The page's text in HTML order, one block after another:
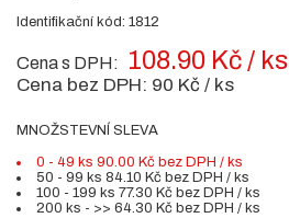
Identifikační kód: 1812
Cena s DPH: 108.90 Kč / ks
Cena bez DPH: 90 Kč / ks
MNOŽSTEVNÍ SLEVA
0 - 49 ks 90.00 Kč bez DPH / ks
50 - 99 ks 84.10 Kč bez DPH / ks
100 - 199 ks 77.30 Kč bez DPH / ks
200 ks - >> 64.30 Kč bez DPH / ks